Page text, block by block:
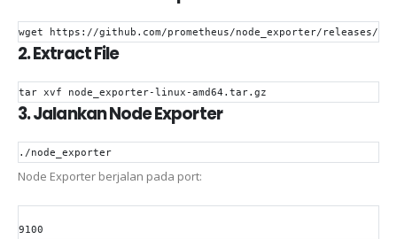
wget https://github.com/prometheus/node_exporter/releases/
2. Extract File
tar xvf node_exporter-linux-amd64.tar.gz
3. Jalankan Node Exporter
./node_exporter
Node Exporter berjalan pada port:
9100